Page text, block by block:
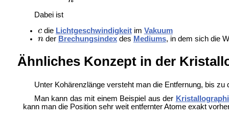
Dabei ist
die Lichtgeschwindigkeitim Vakuum
der Brechungsindexdes Mediums, in dem sich die
Ähnliches Konzept in der
Unter Kohärenzlänge versteht man die Entfernung, bis
Man kann das mit einem Beispiel aus der
kann man die Position sehr weit entfernter Atome exakt